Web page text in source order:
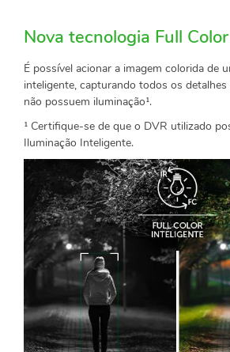
Nova tecnologia Full
É possível acionar a imagem colorida de
inteligente, capturando todos os
não possuem iluminação¹.
¹ Certifique-se de que o DVR utilizado
Iluminação Inteligente.